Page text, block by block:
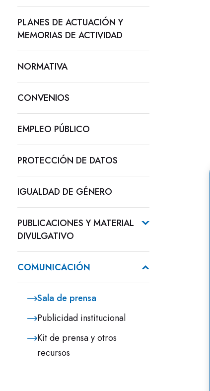
PLANES DE ACTUACIÓN Y
MEMORIAS DE ACTIVIDAD
NORMATIVA
CONVENIOS
EMPLEO PÚBLICO
PROTECCIÓN DE DATOS
IGUALDAD DE GÉNERO
PUBLICACIONES Y MATERIAL
DIVULGATIVO
COMUNICACIÓN
Sala de prensa
Publicidad institucional
Kit de prensa y otros
recursos